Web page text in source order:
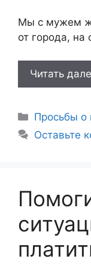
Мы с мужем
от города,
Читать
Рубрики
Просьбы
Оставьте